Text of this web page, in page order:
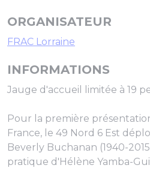
ORGANISATEUR
FRAC Lorraine
INFORMATIONS
Jauge d'accueil limitée à 19
Pour la première
France, le 49 Nord 6 Est
Beverly Buchanan (1940-
pratique d'Hélène Yamba-